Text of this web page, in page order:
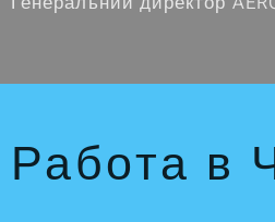
Работа в